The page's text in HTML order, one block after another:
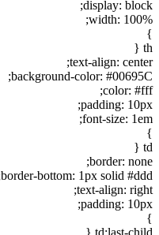
display: block;
width: 100%;
}
th {
text-align: center;
background-color: #00695C;
color: #fff;
padding: 10px;
font-size: 1em;
}
td {
border: none;
border-bottom: 1px solid #ddd;
text-align: right;
padding: 10px;
}